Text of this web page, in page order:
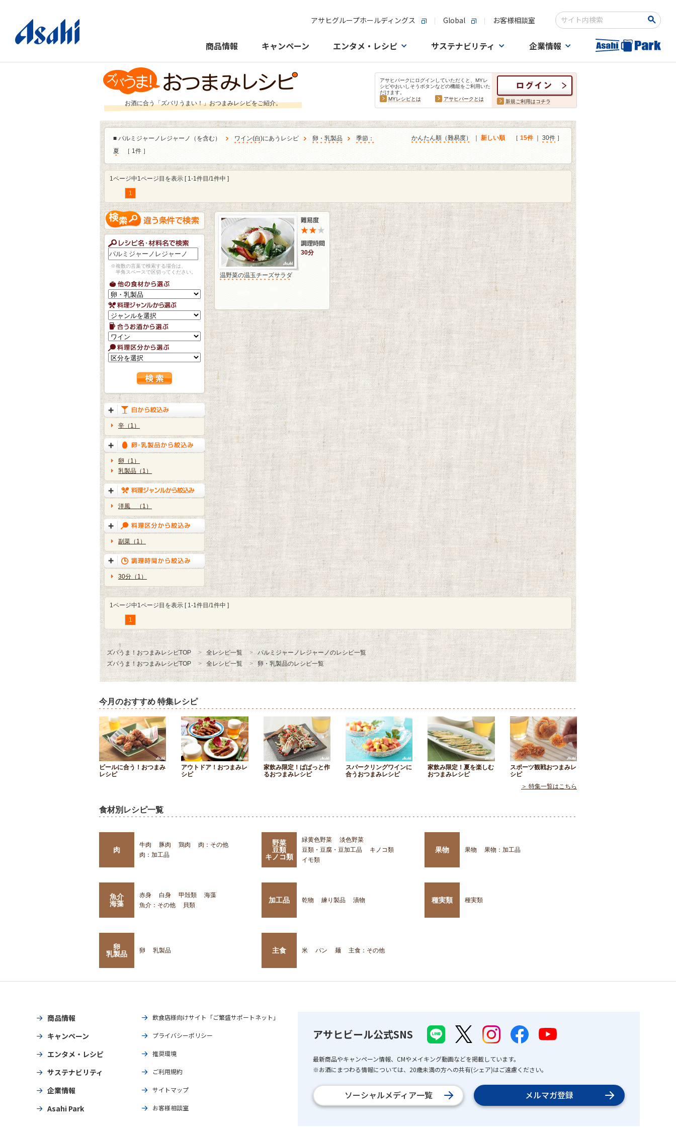
アサヒグループホールディングス Global お客様相談室
検索キーワード入力
商品情報 キャンペーン エンタメ・レシピ サステナビリティ 企業情報
お酒に合う「ズバリうまい！」おつまみレシピをご紹介。
アサヒパークにログインしていただくと、MYレ
シピやおいしそうボタンなどの機能をご利用いた
だけます。
MYレシピとは
アサヒパークとは 新規ご利用はコチラ
■ パルミジャーノレジャーノ（を含む） ワイン(白)にあうレシピ 卵・乳製品
季節：
夏
［ 1件 ］
かんたん順（難易度） 新しい順 ［ 15件｜ 30件 ］
1ページ中1ページ目を表示 [ 1-1件目/1件中 ]
1
※複数の言葉で検索する場合は、
半角スペースで区切ってください。
辛（1）
卵（1）
乳製品（1）
洋風 （1）
副菜（1）
30分（1）
30分
温野菜の温玉チーズサラダ
1ページ中1ページ目を表示 [ 1-1件目/1件中 ]
1
ズバうま！おつまみレシピTOP 全レシピ一覧
パルミジャーノレジャーノのレシピ一覧
ズバうま！おつまみレシピTOP
全レシピ一覧 卵・乳製品のレシピ一覧
今月のおすすめ 特集レシピ
ビールに合う！おつまみ
レシピ
アウトドア！おつまみレ
シピ
家飲み限定！ぱぱっと作
るおつまみレシピ
スパークリングワインに
合うおつまみレシピ
家飲み限定！夏を楽しむ
おつまみレシピ
スポーツ観戦おつまみレ
シピ
＞ 特集一覧はこちら
食材別レシピ一覧
肉
牛肉 豚肉 鶏肉
肉：その他
肉：加工品
野菜
豆類
キノコ類
緑黄色野菜
淡色野菜
豆類・豆腐・豆加工品
キノコ類
イモ類
果物 果物 果物：加工品
魚介
海藻
赤身 白身 甲殻類
海藻
魚介：その他
貝類
加工品 乾物 練り製品 漬物 種実類 種実類
卵
乳製品
卵 乳製品 主食 米 パン 麺 主食：その他
商品情報
キャンペーン
エンタメ・レシピ
サステナビリティ
企業情報
Asahi Park
飲食店様向けサイト「ご繁盛サポートネット」
プライバシーポリシー
推奨環境
ご利用規約
サイトマップ
お客様相談室
アサヒビール公式SNS
最新商品やキャンペーン情報、CMやメイキング動画などを掲載しています。
※お酒にまつわる情報については、20歳未満の方への共有(シェア)はご遠慮ください。
ソーシャルメディア一覧 メルマガ登録